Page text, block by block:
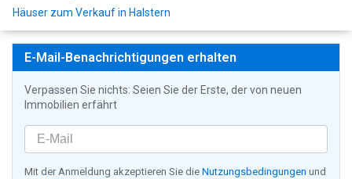
Häuser zum Verkauf in Halstern
E-Mail-Benachrichtigungen erhalten
Verpassen Sie nichts: Seien Sie der Erste, der von neuen
Immobilien erfährt
Mit der Anmeldung akzeptieren Sie die Nutzungsbedingungen und